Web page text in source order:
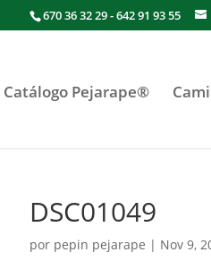
670 36 32 29 - 642 91 93 55
Catálogo Pejarape®
DSC01049
por pepin pejarape | Nov 9,